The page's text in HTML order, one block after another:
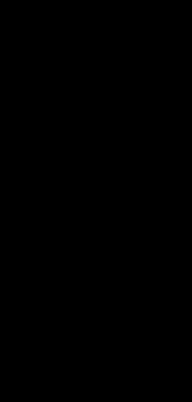
hörend,
Kinder,
die Rolle der
Epoche, Fragen
zwischen
durch die